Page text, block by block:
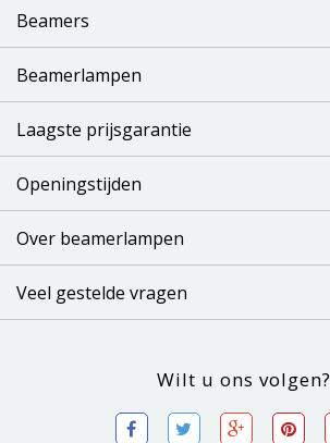
Beamers
Beamerlampen
Laagste prijsgarantie
Openingstijden
Over beamerlampen
Veel gestelde vragen
Wilt u ons volgen?